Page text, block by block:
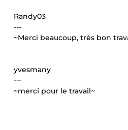
Randy03
---
~Merci beaucoup, très bon
yvesmany
---
~merci pour le travail~